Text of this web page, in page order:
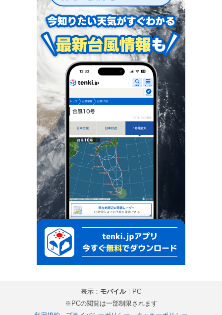
表示： モバイル｜
PC
※PCの閲覧は一部制限されます